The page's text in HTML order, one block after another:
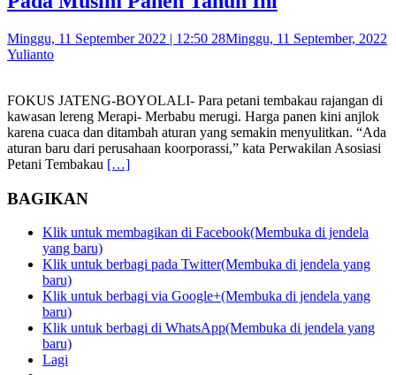
Minggu, 11 September 2022 | 12:50 28Minggu, 11 September, 2022
Yulianto
FOKUS JATENG-BOYOLALI- Para petani tembakau rajangan di
kawasan lereng Merapi- Merbabu merugi. Harga panen kini anjlok
karena cuaca dan ditambah aturan yang semakin menyulitkan. “Ada
aturan baru dari perusahaan koorporassi,” kata Perwakilan Asosiasi
Petani Tembakau […]
BAGIKAN
Klik untuk membagikan di Facebook(Membuka di jendela
yang baru)
Klik untuk berbagi pada Twitter(Membuka di jendela yang
baru)
Klik untuk berbagi via Google+(Membuka di jendela yang
baru)
Klik untuk berbagi di WhatsApp(Membuka di jendela yang
baru)
Lagi